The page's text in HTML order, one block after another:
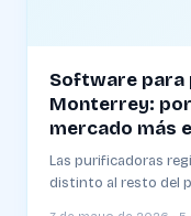
Software para
Monterrey:
mercado más
Las purificadoras
distinto al resto del